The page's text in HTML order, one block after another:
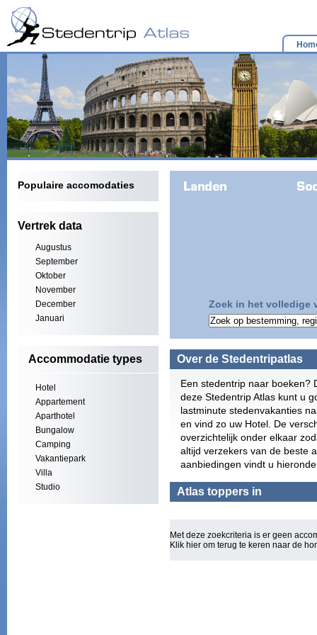
Populaire accomodaties
Vertrek data
Augustus
September
Oktober
November
December
Januari
Accommodatie types
Hotel
Appartement
Aparthotel
Bungalow
Camping
Vakantiepark
Villa
Studio
Zoek in het volledige
Over de Stedentripatlas
Een stedentrip naar boeken?
deze Stedentrip Atlas kunt u
lastminute stedenvakanties
en vind zo uw Hotel. De
overzichtelijk onder elkaar
altijd verzekers van de beste
aanbiedingen vindt u
Atlas toppers in
Met deze zoekcriteria is er geen
Klik hier om terug te keren naar de